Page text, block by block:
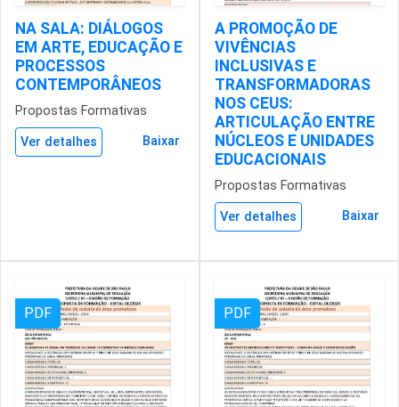
NA SALA: DIÁLOGOS
EM ARTE, EDUCAÇÃO E
PROCESSOS
CONTEMPORÂNEOS
Propostas Formativas
Ver detalhes Baixar
A PROMOÇÃO DE
VIVÊNCIAS
INCLUSIVAS E
TRANSFORMADORAS
NOS CEUS:
ARTICULAÇÃO ENTRE
NÚCLEOS E UNIDADES
EDUCACIONAIS
Propostas Formativas
Ver detalhes Baixar
PDF PDF